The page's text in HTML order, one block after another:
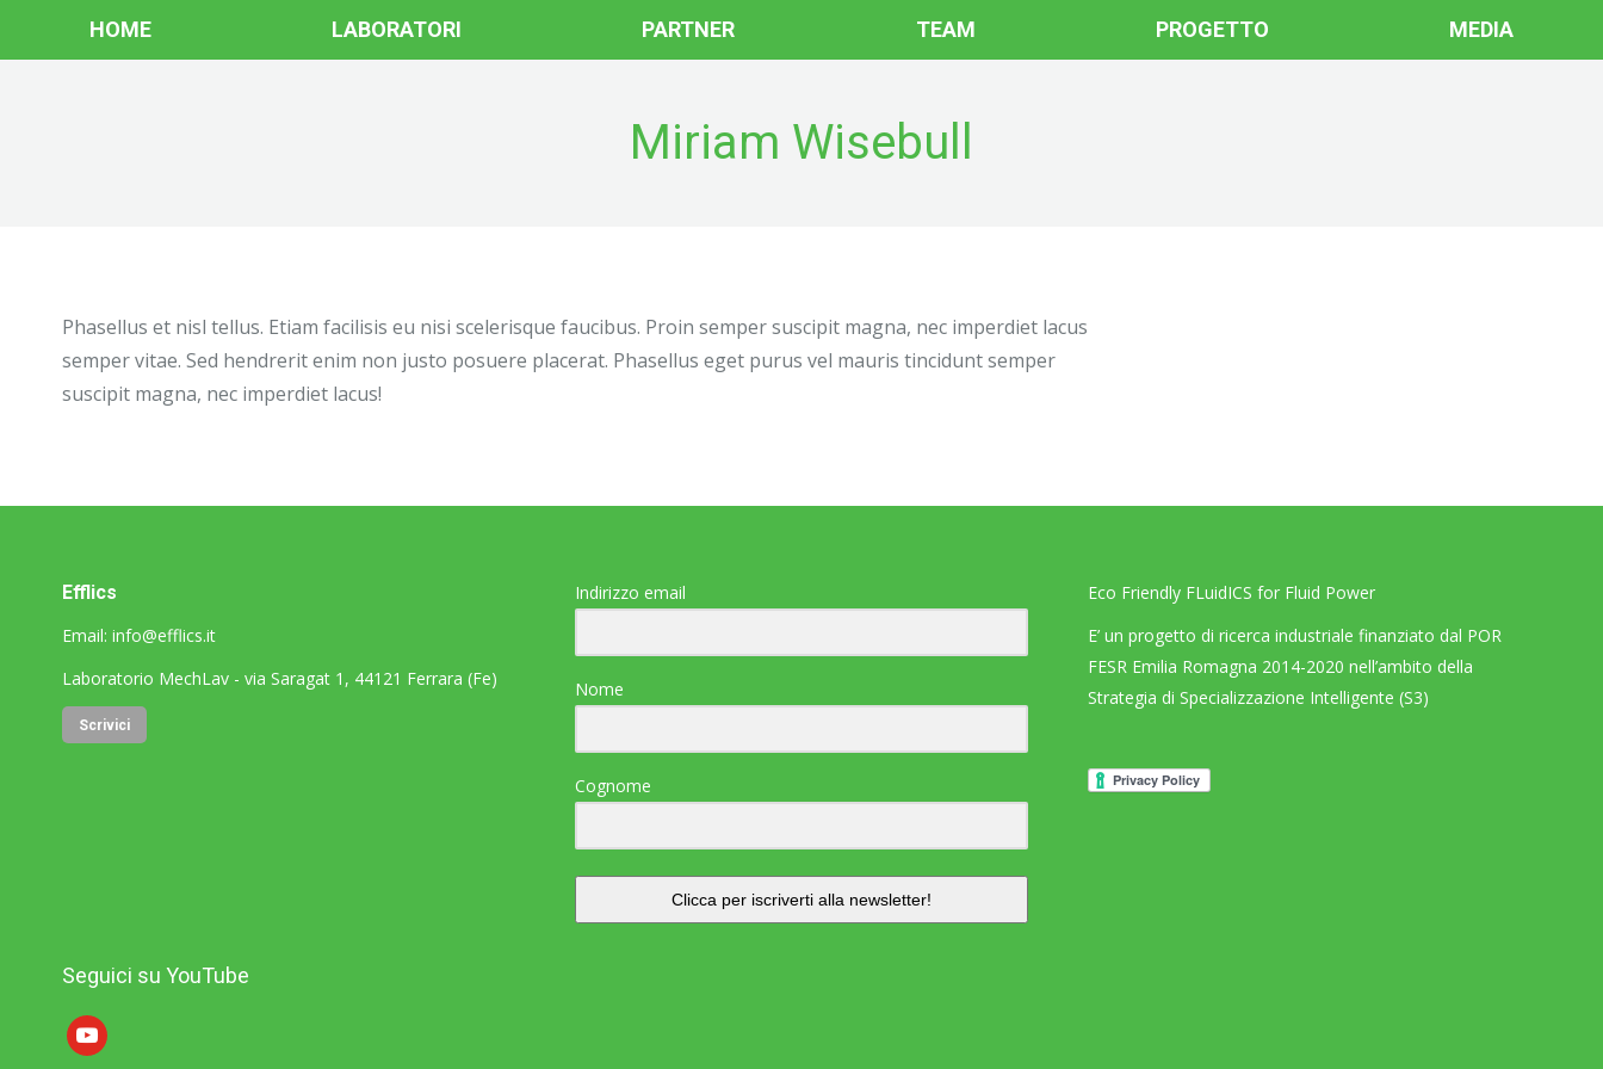
HOME LABORATORI PARTNER TEAM PROGETTO MEDIA
Miriam Wisebull
Phasellus et nisl tellus. Etiam facilisis eu nisi scelerisque faucibus. Proin semper suscipit magna, nec imperdiet lacus
semper vitae. Sed hendrerit enim non justo posuere placerat. Phasellus eget purus vel mauris tincidunt semper
suscipit magna, nec imperdiet lacus!
Efflics
Email: info@efflics.it
Laboratorio MechLav - via Saragat 1, 44121 Ferrara (Fe)
Scrivici
Indirizzo email
Nome
Cognome
Clicca per iscriverti alla newsletter!
Eco Friendly FLuidICS for Fluid Power
E’ un progetto di ricerca industriale finanziato dal POR
FESR Emilia Romagna 2014-2020 nell’ambito della
Strategia di Specializzazione Intelligente (S3)
Seguici su YouTube
youtube